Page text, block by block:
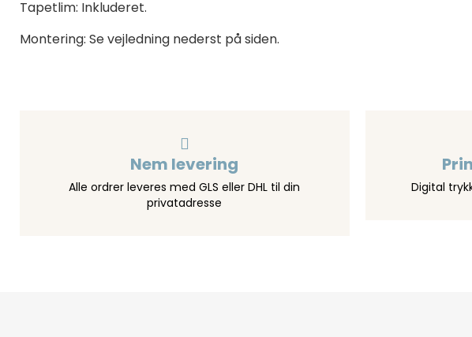
Tapetlim: Inkluderet.
Montering: Se vejledning nederst på siden.
Nem levering
Alle ordrer leveres med GLS eller DHL til din
privatadresse
Digital